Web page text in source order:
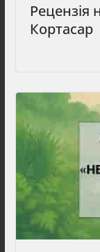
Рецензія
Кортасар